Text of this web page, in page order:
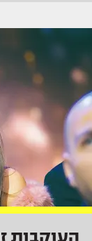
העוקבות